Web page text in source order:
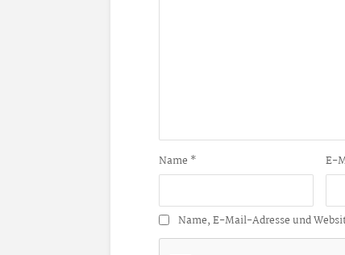
Name * E-
Name, E-Mail-Adresse und